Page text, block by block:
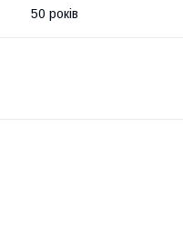
50 років